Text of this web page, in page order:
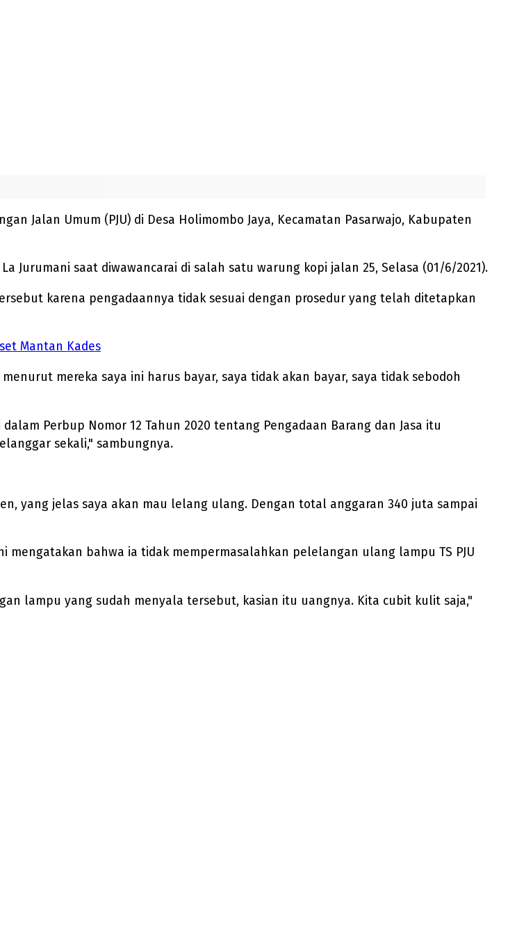
Jalan Umum (PJU) di Desa Holimombo Jaya, Kecamatan Pasarwajo, Kabupaten
Jurumani saat diwawancarai di salah satu warung kopi jalan 25, Selasa (01/6/2021).
karena pengadaannya tidak sesuai dengan prosedur yang telah ditetapkan
Mantan Kades
mereka saya ini harus bayar, saya tidak akan bayar, saya tidak sebodoh
Perbup Nomor 12 Tahun 2020 tentang Pengadaan Barang dan Jasa itu
sekali," sambungnya.
yang jelas saya akan mau lelang ulang. Dengan total anggaran 340 juta sampai
mengatakan bahwa ia tidak mempermasalahkan pelelangan ulang lampu TS PJU
lampu yang sudah menyala tersebut, kasian itu uangnya. Kita cubit kulit saja,"